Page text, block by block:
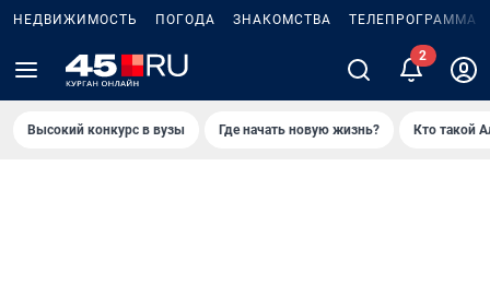
НЕДВИЖИМОСТЬ ПОГОДА ЗНАКОМСТВА ТЕЛЕПРОГРАММА
Высокий конкурс в вузы Где начать новую жизнь? Кто такой